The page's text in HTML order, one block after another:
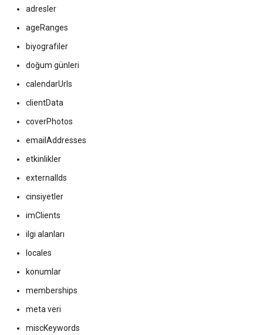
adresler
ageRanges
biyografiler
doğum günleri
calendarUrls
clientData
coverPhotos
emailAddresses
etkinlikler
externalIds
cinsiyetler
imClients
ilgi alanları
locales
konumlar
memberships
meta veri
miscKeywords